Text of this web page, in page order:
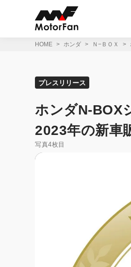
HOME ホンダ Ｎ−ＢＯＸ
プレスリリース
ホンダN-BOX
2023年の新車
写真4枚目